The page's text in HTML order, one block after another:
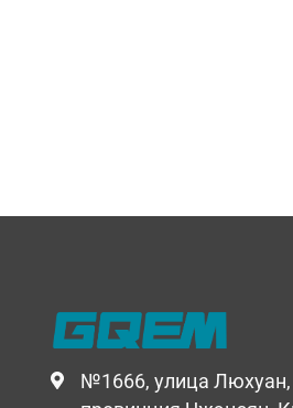
№1666, улица